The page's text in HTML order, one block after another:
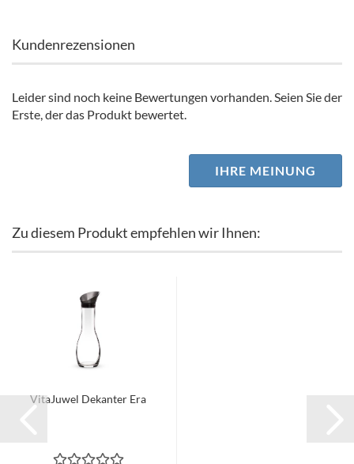
Kundenrezensionen
Leider sind noch keine Bewertungen vorhanden. Seien Sie der
Erste, der das Produkt bewertet.
IHRE MEINUNG
Zu diesem Produkt empfehlen wir Ihnen:
VitaJuwel Dekanter Era